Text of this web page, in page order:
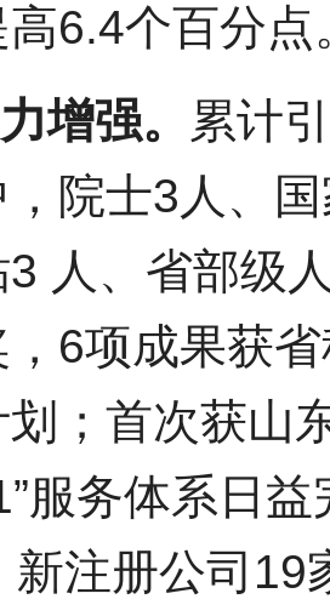
高6.4个百分点
增强。
累计
，院士3人、
人、省部级
6项成果获
；首次获山
服务体系日
新注册公司